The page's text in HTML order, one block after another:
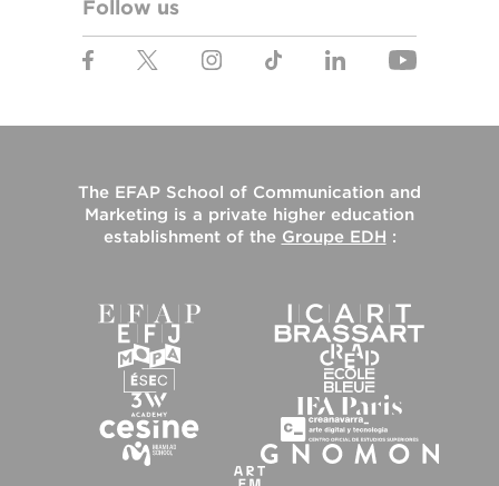
Follow us
The EFAP School of Communication and
Marketing is a private higher education
establishment of the Groupe EDH :